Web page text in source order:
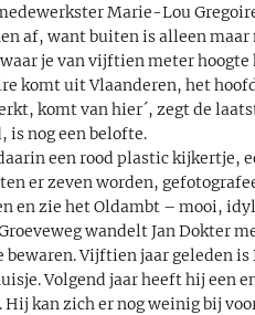
Marie-Lou
af, want buiten is alleen maar
je van vijftien meter
komt uit Vlaanderen, het
komt van hier´, zegt de
is nog een belofte.
een rood plastic kijkertje,
er zeven worden,
en zie het Oldambt – mooi,
wandelt Jan Dokter
Vijftien jaar geleden
Volgend jaar heeft hij een
kan zich er nog weinig bij